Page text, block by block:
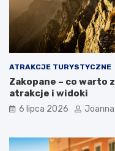
ATRAKCJE TURYSTYCZNE
Zakopane – co warto
atrakcje i widoki
6 lipca 2026